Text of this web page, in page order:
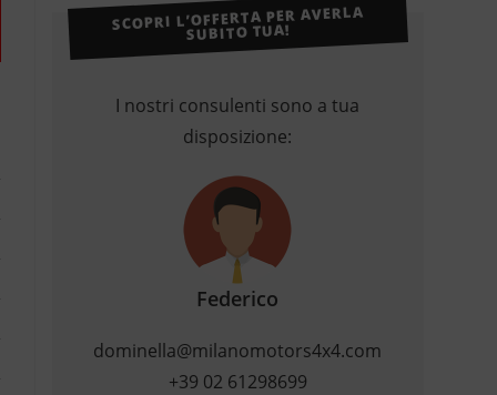
SCOPRI L’OFFERTA PER AVERLA
SUBITO TUA!
I nostri consulenti sono a tua
disposizione:
Federico
dominella@milanomotors4x4.com
+39 02 61298699